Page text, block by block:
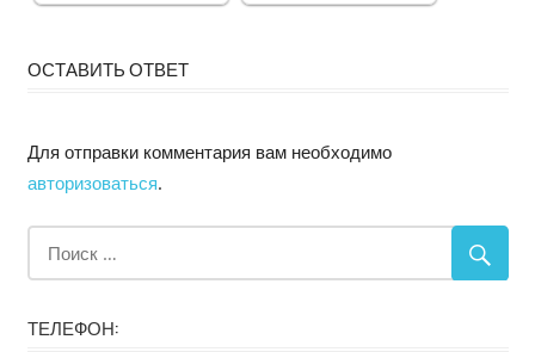
ОСТАВИТЬ ОТВЕТ
Для отправки комментария вам необходимо
авторизоваться.
ТЕЛЕФОН: